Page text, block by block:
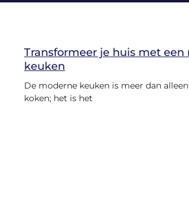
Transformeer je huis met een
keuken
De moderne keuken is meer dan
koken; het is het